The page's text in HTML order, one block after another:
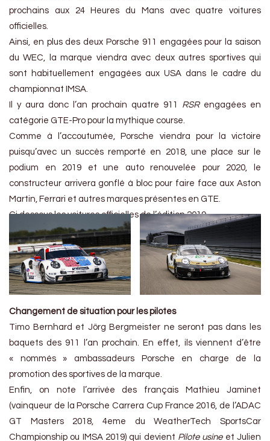
prochains aux 24 Heures du Mans avec quatre voitures
officielles.
Ainsi, en plus des deux Porsche 911 engagées pour la saison
du WEC, la marque viendra avec deux autres sportives qui
sont habituellement engagées aux USA dans le cadre du
championnat IMSA.
Il y aura donc l’an prochain quatre 911 RSRengagées en
catégorie GTE-Pro pour la mythique course.
Comme à l’accoutumée, Porsche viendra pour la victoire
puisqu’avec un succès remporté en 2018, une place sur le
podium en 2019 et une auto renouvelée pour 2020, le
constructeur arrivera gonflé à bloc pour faire face aux Aston
Martin, Ferrari et autres marques présentes en GTE.
Ci dessous les voitures officielles de l’édition 2019
Changement de situation pour les pilotes
Timo Bernhard et Jörg Bergmeister ne seront pas dans les
baquets des 911 l’an prochain. En effet, ils viennent d’être
« nommés » ambassadeurs Porsche en charge de la
promotion des sportives de la marque.
Enfin, on note l’arrivée des français Mathieu Jaminet
(vainqueur de la Porsche Carrera Cup France 2016, de l’ADAC
GT Masters 2018, 4eme du WeatherTech SportsCar
Championship ou IMSA 2019) qui devient Pilote usineet Julien